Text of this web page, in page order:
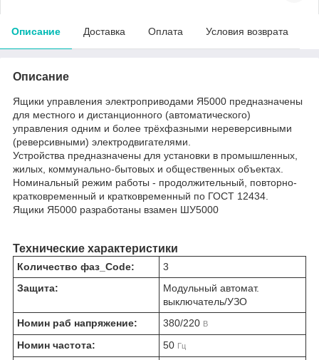
Описание Доставка Оплата Условия возврата
Описание
Ящики управления электроприводами Я5000 предназначены
для местного и дистанционного (автоматического)
управления одним и более трёхфазными нереверсивными
(реверсивными) электродвигателями.
Устройства предназначены для установки в промышленных,
жилых, коммунально-бытовых и общественных объектах.
Номинальный режим работы - продолжительный, повторно-
кратковременный и кратковременный по ГОСТ 12434.
Ящики Я5000 разработаны взамен ШУ5000
Технические характеристики
Количество фаз_Code:
3
Защита:
Модульный автомат.
выключатель/УЗО
Номин раб напряжение:
380/220 В
Номин частота: 50 Гц